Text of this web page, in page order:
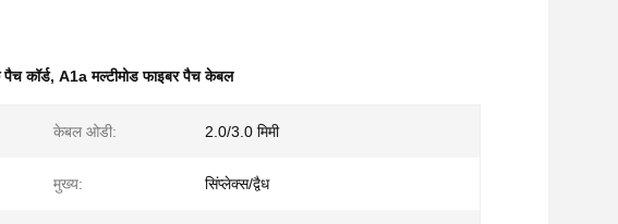
कॉर्ड, A1a मल्टीमोड फाइबर पैच केबल
केबल ओडी: 2.0/3.0 मिमी
मुख्य: सिंप्लेक्स/द्वैध